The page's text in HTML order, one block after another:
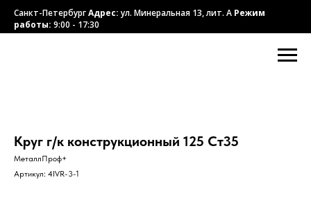
Санкт-ПетербургАдрес:ул. Минеральная 13, лит. А Режим
работы: 9:00 - 17:30
Круг г/к конструкционный 125 Ст35
МеталлПроф+
Артикул: 4IVR-3-1